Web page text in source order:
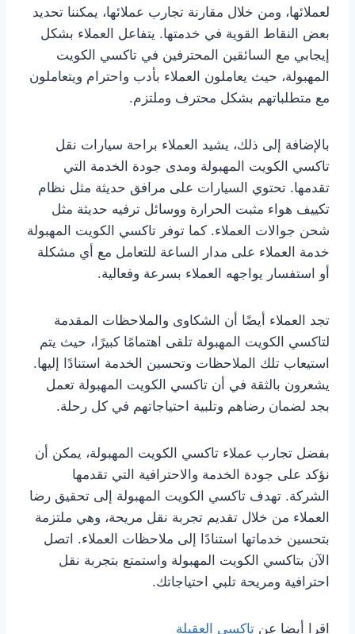
لعملائها، ومن خلال مقارنة تجارب عملائها، يمكننا تحديد
بعض النقاط القوية في خدمتها. يتفاعل العملاء بشكل
إيجابي مع السائقين المحترفين في تاكسي الكويت
المهبولة، حيث يعاملون العملاء بأدب واحترام ويتعاملون
مع متطلباتهم بشكل محترف وملتزم.
بالإضافة إلى ذلك، يشيد العملاء براحة سيارات نقل
تاكسي الكويت المهبولة ومدى جودة الخدمة التي
تقدمها. تحتوي السيارات على مرافق حديثة مثل نظام
تكييف هواء مثبت الحرارة ووسائل ترفيه حديثة مثل
شحن جوالات العملاء. كما توفر تاكسي الكويت المهبولة
خدمة العملاء على مدار الساعة للتعامل مع أي مشكلة
أو استفسار يواجهه العملاء بسرعة وفعالية.
تجد العملاء أيضًا أن الشكاوى والملاحظات المقدمة
لتاكسي الكويت المهبولة تلقى اهتمامًا كبيرًا، حيث يتم
استيعاب تلك الملاحظات وتحسين الخدمة استنادًا إليها.
يشعرون بالثقة في أن تاكسي الكويت المهبولة تعمل
بجد لضمان رضاهم وتلبية احتياجاتهم في كل رحلة.
بفضل تجارب عملاء تاكسي الكويت المهبولة، يمكن أن
نؤكد على جودة الخدمة والاحترافية التي تقدمها
الشركة. تهدف تاكسي الكويت المهبولة إلى تحقيق رضا
العملاء من خلال تقديم تجربة نقل مريحة، وهي ملتزمة
بتحسين خدماتها استنادًا إلى ملاحظات العملاء. اتصل
الآن بتاكسي الكويت المهبولة واستمتع بتجربة نقل
احترافية ومريحة تلبي احتياجاتك.
اقرا أيضا عن تاكسى العقيلة